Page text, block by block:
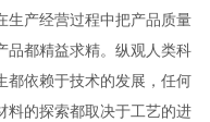
生产经营过程中把产品质量
品都精益求精。纵观人类科
都依赖于技术的发展，任何
料的探索都取决于工艺的进